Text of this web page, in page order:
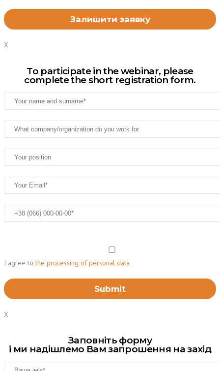
X
To participate in the webinar, please
complete the short registration form.
I agree tothe processing of personal data
X
Заповніть форму
і ми надішлемо Вам запрошення на захід